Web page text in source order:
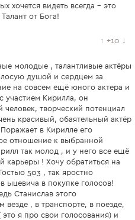
хочется видеть всегда - это
от Бога!
↑ +10 ↓
молодые , талантливые актёры
душой и сердцем за
на совсем ещё юного актера и
участием Кирилла, он
творческий потенциал
красивый, обаятельный актёр
в Кирилле его
отношение к выбранной
так молод , и у него все ещё
карьеры ! Хочу обратиться на
503 , так яростно
ыцевича в покупке голосов!
Станислав этого
везде , в транспорте, в поезде,
я про свои голосования) и